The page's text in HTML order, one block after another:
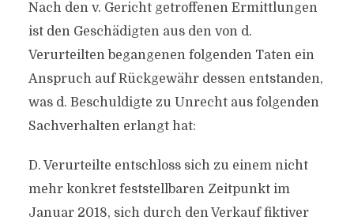
Nach den v. Gericht getroffenen Ermittlungen
ist den Geschädigten aus den von d.
Verurteilten begangenen folgenden Taten ein
Anspruch auf Rückgewähr dessen entstanden,
was d. Beschuldigte zu Unrecht aus folgenden
Sachverhalten erlangt hat:
D. Verurteilte entschloss sich zu einem nicht
mehr konkret feststellbaren Zeitpunkt im
Januar 2018, sich durch den Verkauf fiktiver